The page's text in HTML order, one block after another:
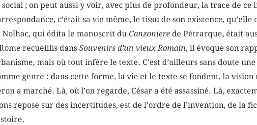
; on peut aussi y voir, avec plus de profondeur, la trace de ce
c’était sa vie même, le tissu de son existence, qu’elle
qui édita le manuscrit du Canzonierede Pétrarque, était
recueillis dans Souvenirs d’un vieux Romain, il évoque son
mais où tout infère le texte. C’est d’ailleurs sans doute
genre : dans cette forme, la vie et le texte se fondent, la
a marché. Là, où l’on regarde, César a été assassiné. Là,
repose sur des incertitudes, est de l’ordre de l’invention, de la